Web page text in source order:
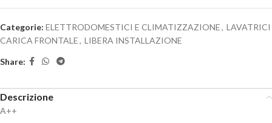
Categorie: ELETTRODOMESTICI E CLIMATIZZAZIONE, LAVATRICI
CARICA FRONTALE, LIBERA INSTALLAZIONE
Share:
Descrizione
A++